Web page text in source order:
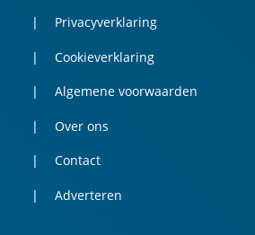
Privacyverklaring
Cookieverklaring
Algemene voorwaarden
Over ons
Contact
Adverteren